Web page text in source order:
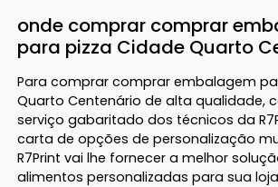
onde comprar comprar
para pizza Cidade Quarto
Para comprar comprar embalagem
Quarto Centenário de alta qualidade,
serviço gabaritado dos técnicos da
carta de opções de personalização
R7Print vai lhe fornecer a melhor
alimentos personalizadas para sua